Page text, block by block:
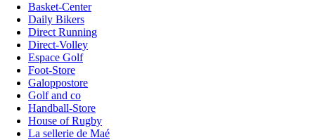
Basket-Center
Daily Bikers
Direct Running
Direct-Volley
Espace Golf
Foot-Store
Galoppostore
Golf and co
Handball-Store
House of Rugby
La sellerie de Maé